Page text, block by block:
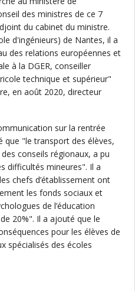
des ministres de ce 7
du cabinet du ministre.
d'ingénieurs) de Nantes, il a
des relations européennes et
à la DGER, conseiller
technique et supérieur"
en août 2020, directeur
sur la rentrée
que "le transport des élèves,
conseils régionaux, a pu
difficultés mineures". Il a
chefs d’établissement ont
les fonds sociaux et
de l’éducation
20%". Il a ajouté que le
pour les élèves de
spécialisés des écoles